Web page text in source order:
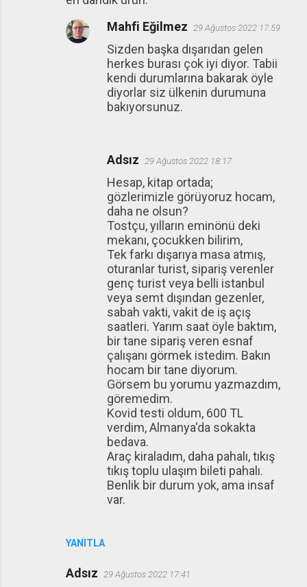
YANITLA
Mahfi Eğilmez 29 Ağustos 2022 17:59
Sizden başka dışarıdan gelen
herkes burası çok iyi diyor. Tabii
kendi durumlarına bakarak öyle
diyorlar siz ülkenin durumuna
bakıyorsunuz.
Adsız 29 Ağustos 2022 18:17
Hesap, kitap ortada;
gözlerimizle görüyoruz hocam,
daha ne olsun?
Tostçu, yılların eminönü deki
mekanı, çocukken bilirim,
Tek farkı dışarıya masa atmış,
oturanlar turist, sipariş verenler
genç turist veya belli istanbul
veya semt dışından gezenler,
sabah vakti, vakit de iş açış
saatleri. Yarım saat öyle baktım,
bir tane sipariş veren esnaf
çalışanı görmek istedim. Bakın
hocam bir tane diyorum.
Görsem bu yorumu yazmazdım,
göremedim.
Kovid testi oldum, 600 TL
verdim, Almanya'da sokakta
bedava.
Araç kiraladım, daha pahalı, tıkış
tıkış toplu ulaşım bileti pahalı.
Benlik bir durum yok, ama insaf
var.
Adsız 29 Ağustos 2022 17:41